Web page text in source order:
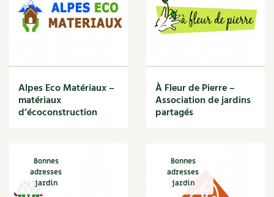
Alpes Eco Matériaux –
matériaux
d’écoconstruction
À Fleur de Pierre –
Association de jardins
partagés
Bonnes
adresses
jardin
Bonnes
adresses
jardin